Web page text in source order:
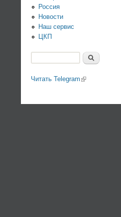
Россия
Новости
Наш сервис
ЦКП
Читать Telegram (link is